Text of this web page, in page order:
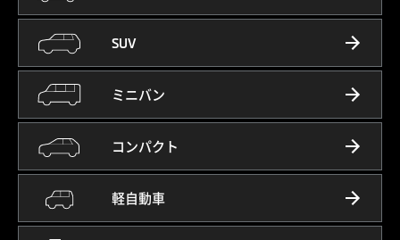
SUV
ミニバン
コンパクト
軽自動車